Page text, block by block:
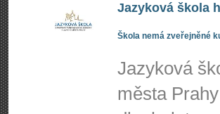
Jazyková škola
Škola nemá zveřejněné
Jazyková
města